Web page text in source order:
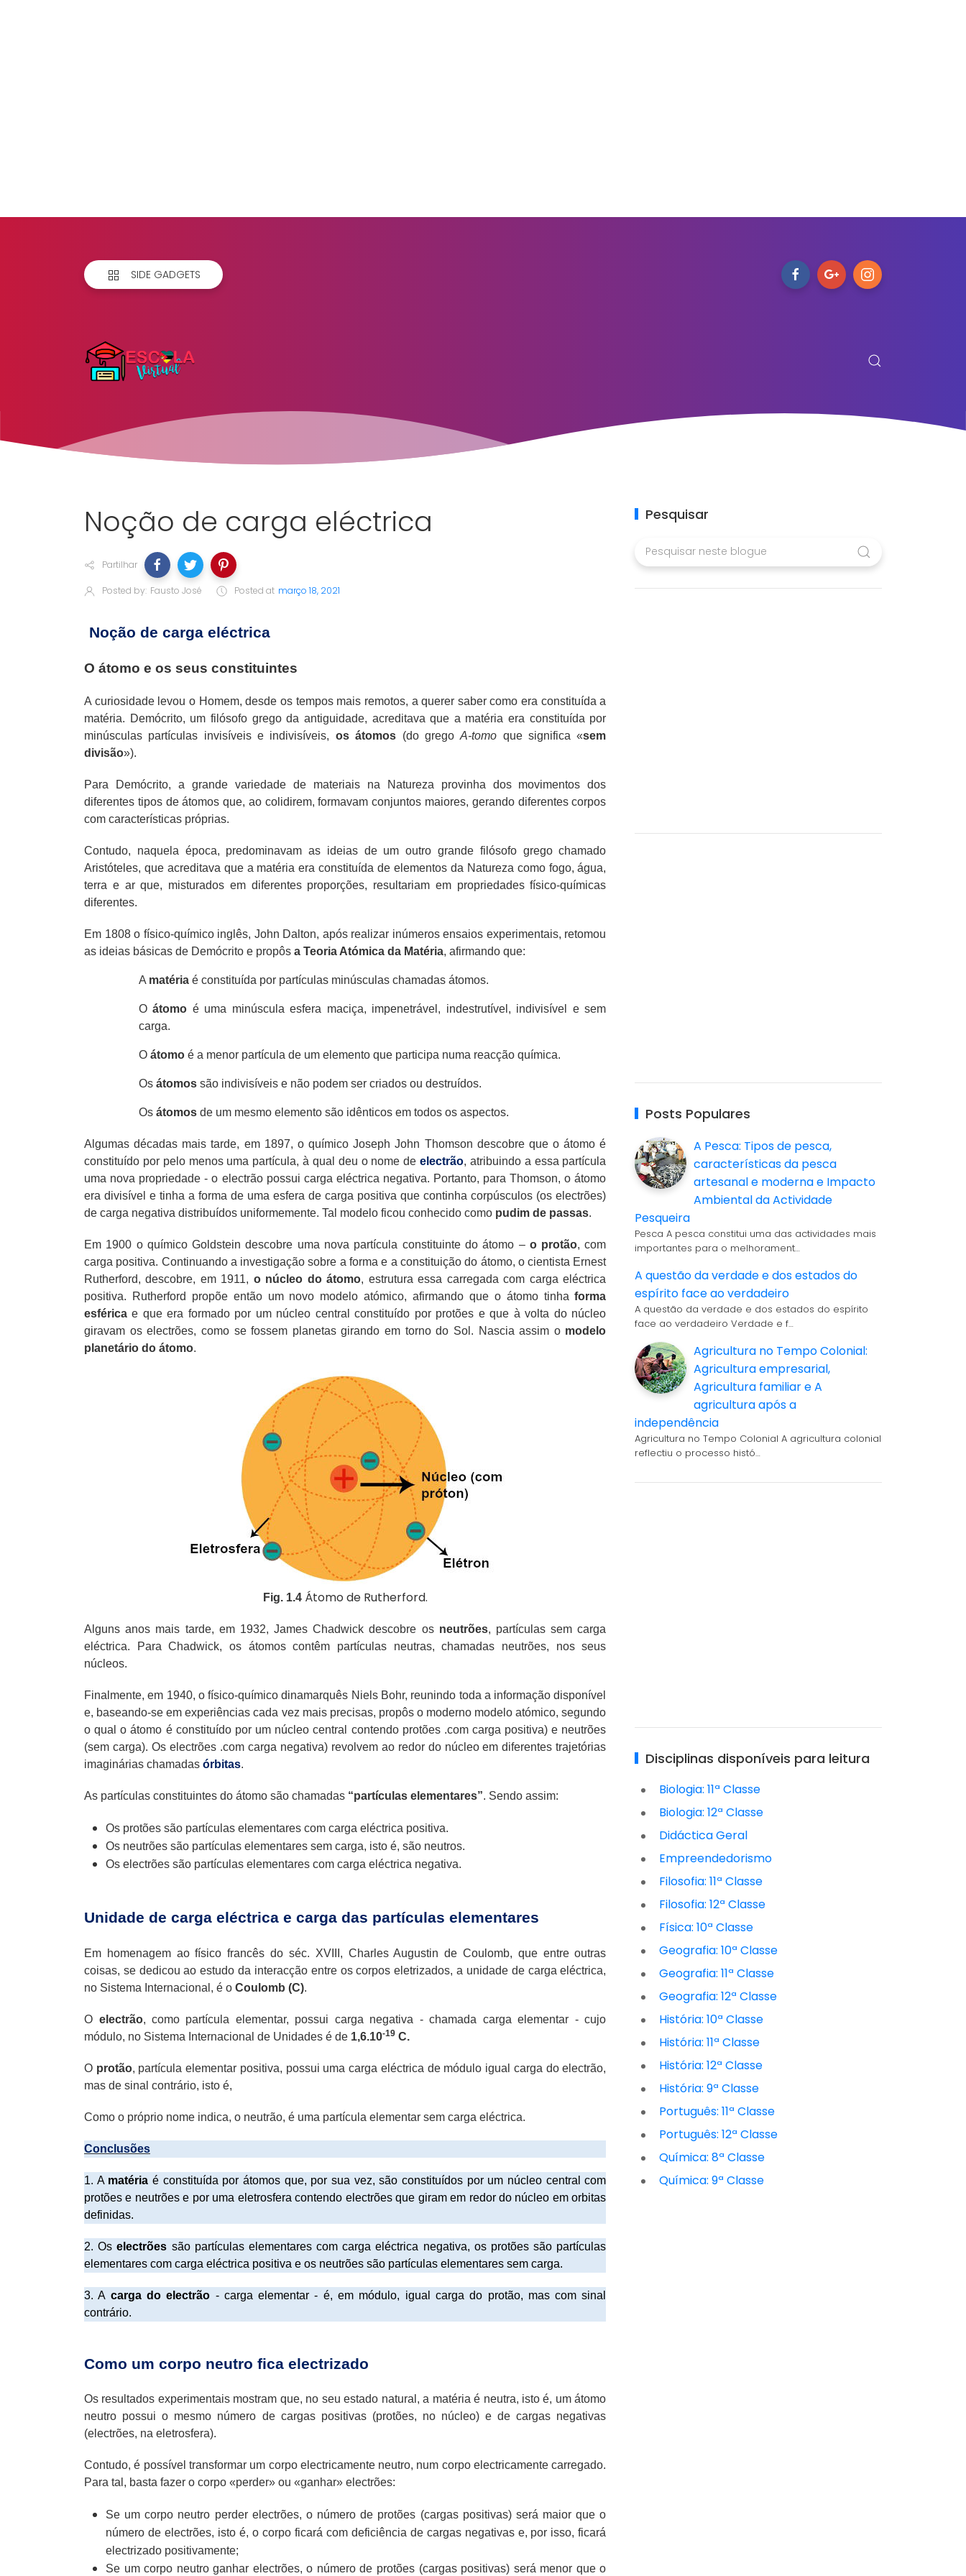
SIDE GADGETS
Noção de carga eléctrica
Partilhar
Posted by: Fausto José Posted at março 18, 2021
Noção de carga eléctrica
O átomo e os seus constituintes
A curiosidade levou o Homem, desde os tempos mais remotos, a querer saber como era constituída a
matéria. Demócrito, um filósofo grego da antiguidade, acreditava que a matéria era constituída por
minúsculas partículas invisíveis e indivisíveis, os átomos (do gregoA-tomo que significa «sem
divisão»).
Para Demócrito, a grande variedade de materiais na Natureza provinha dos movimentos dos
diferentes tipos de átomos que, ao colidirem, formavam conjuntos maiores, gerando diferentes corpos
com características próprias.
Contudo, naquela época, predominavam as ideias de um outro grande filósofo grego chamado
Aristóteles, que acreditava que a matéria era constituída de elementos da Natureza como fogo, água,
terra e ar que, misturados em diferentes proporções, resultariam em propriedades físico-químicas
diferentes.
Em 1808 o físico-químico inglês, John Dalton, após realizar inúmeros ensaios experimentais, retomou
as ideias básicas de Demócrito e propôs a Teoria Atómica da Matéria, afirmando que:
A matériaé constituída por partículas minúsculas chamadas átomos.
Oátomo é uma minúscula esfera maciça, impenetrável, indestrutível, indivisível e sem
carga.
O átomoé a menor partícula de um elemento que participa numa reacção química.
Os átomossão indivisíveis e não podem ser criados ou destruídos.
Os átomosde um mesmo elemento são idênticos em todos os aspectos.
Algumas décadas mais tarde, em 1897, o químico Joseph John Thomson descobre que o átomo é
constituído por pelo menos uma partícula, à qual deu o nome deelectrão, atribuindo a essa partícula
uma nova propriedade - o electrão possui carga eléctrica negativa. Portanto, para Thomson, o átomo
era divisível e tinha a forma de uma esfera de carga positiva que continha corpúsculos (os electrões)
de carga negativa distribuídos uniformemente. Tal modelo ficou conhecido como pudim de passas.
Em 1900 o químico Goldstein descobre uma nova partícula constituinte do átomo – o protão, com
carga positiva. Continuando a investigação sobre a forma e a constituição do átomo, o cientista Ernest
Rutherford, descobre, em 1911, o núcleo do átomo, estrutura essa carregada com carga eléctrica
positiva. Rutherford propõe então um novo modelo atómico, afirmando que o átomo tinhaforma
esférica e que era formado por um núcleo central constituído por protões e que à volta do núcleo
giravam os electrões, como se fossem planetas girando em torno do Sol. Nascia assim o modelo
planetário do átomo.
Fig. 1.4Átomo de Rutherford.
Alguns anos mais tarde, em 1932, James Chadwick descobre os neutrões, partículas sem carga
eléctrica. Para Chadwick, os átomos contêm partículas neutras, chamadas neutrões, nos seus
núcleos.
Finalmente, em 1940, o físico-químico dinamarquês Niels Bohr, reunindo toda a informação disponível
e, baseando-se em experiências cada vez mais precisas, propôs o moderno modelo atómico, segundo
o qual o átomo é constituído por um núcleo central contendo protões .com carga positiva) e neutrões
(sem carga). Os electrões .com carga negativa) revolvem ao redor do núcleo em diferentes trajetórias
imaginárias chamadas órbitas.
As partículas constituintes do átomo são chamadas “partículas elementares”. Sendo assim:
Os protões são partículas elementares com carga eléctrica positiva.
Os neutrões são partículas elementares sem carga, isto é, são neutros.
Os electrões são partículas elementares com carga eléctrica negativa.
Unidade de carga eléctrica e carga das partículas elementares
Em homenagem ao físico francês do séc. XVIII, Charles Augustin de Coulomb, que entre outras
coisas, se dedicou ao estudo da interacção entre os corpos eletrizados, a unidade de carga eléctrica,
no Sistema Internacional, é o Coulomb (C).
O electrão, como partícula elementar, possui carga negativa - chamada carga elementar - cujo
módulo, no Sistema Internacional de Unidades é de 1,6.10-19 C.
O protão, partícula elementar positiva, possui uma carga eléctrica de módulo igual carga do electrão,
mas de sinal contrário, isto é,
Como o próprio nome indica, o neutrão, é uma partícula elementar sem carga eléctrica.
Conclusões
1. A matéria é constituída por átomos que, por sua vez, são constituídos por um núcleo central com
protões e neutrões e por uma eletrosfera contendo electrões que giram em redor do núcleo em orbitas
definidas.
2. Oselectrões são partículas elementares com carga eléctrica negativa, os protões são partículas
elementares com carga eléctrica positiva e os neutrões são partículas elementares sem carga.
3. A carga do electrão - carga elementar - é, em módulo, igual carga do protão, mas com sinal
contrário.
Como um corpo neutro fica electrizado
Os resultados experimentais mostram que, no seu estado natural, a matéria é neutra, isto é, um átomo
neutro possui o mesmo número de cargas positivas (protões, no núcleo) e de cargas negativas
(electrões, na eletrosfera).
Contudo, é possível transformar um corpo electricamente neutro, num corpo electricamente carregado.
Para tal, basta fazer o corpo «perder» ou «ganhar» electrões:
Se um corpo neutro perder electrões, o número de protões (cargas positivas) será maior que o
número de electrões, isto é, o corpo ficará com deficiência de cargas negativas e, por isso, ficará
electrizado positivamente;
Se um corpo neutro ganhar electrões, o número de protões (cargas positivas) será menor que o
Pesquisar
Posts Populares
A Pesca: Tipos de pesca,
características da pesca
artesanal e moderna e Impacto
Ambiental da Actividade
Pesqueira
Pesca A pesca constitui uma das actividades mais
importantes para o melhorament…
A questão da verdade e dos estados do
espírito face ao verdadeiro
A questão da verdade e dos estados do espírito
face ao verdadeiro Verdade e f…
Agricultura no Tempo Colonial:
Agricultura empresarial,
Agricultura familiar e A
agricultura após a
independência
Agricultura no Tempo Colonial A agricultura colonial
reflectiu o processo histó…
Disciplinas disponíveis para leitura
Biologia: 11ª Classe
Biologia: 12ª Classe
Didáctica Geral
Empreendedorismo
Filosofia: 11ª Classe
Filosofia: 12ª Classe
Física: 10ª Classe
Geografia: 10ª Classe
Geografia: 11ª Classe
Geografia: 12ª Classe
História: 10ª Classe
História: 11ª Classe
História: 12ª Classe
História: 9ª Classe
Português: 11ª Classe
Português: 12ª Classe
Química: 8ª Classe
Química: 9ª Classe